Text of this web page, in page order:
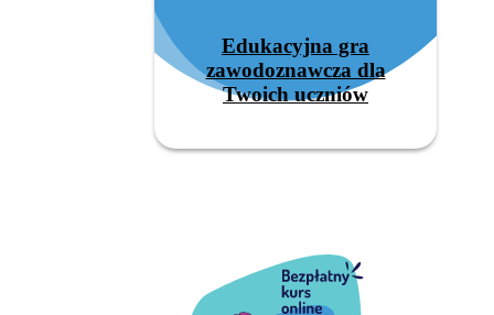
Edukacyjna gra
zawodoznawcza dla
Twoich uczniów